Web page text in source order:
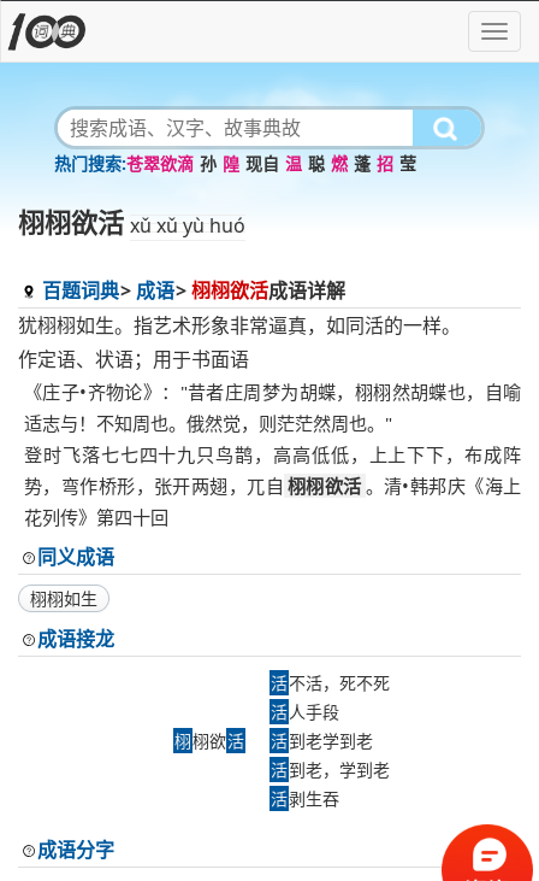
苍翠欲滴 孙 隍 现自 温 聪 燃 蓬 招 莹
栩栩欲活 xǔ xǔ yù huó
百题词典 成语 栩栩欲活成语详解
犹栩栩如生。指艺术形象非常逼真，如同活的一样。
作定语、状语；用于书面语
《庄子•齐物论》："昔者庄周梦为胡蝶，栩栩然胡蝶也，自喻
适志与！不知周也。俄然觉，则茫茫然周也。"
登时飞落七七四十九只鸟鹊，高高低低，上上下下，布成阵
势，弯作桥形，张开两翅，兀自 栩栩欲活。清•韩邦庆《海上
花列传》第四十回
同义成语
栩栩如生
成语接龙
栩栩欲活
活不活，死不死
活人手段
活到老学到老
活到老，学到老
活剥生吞
成语分字